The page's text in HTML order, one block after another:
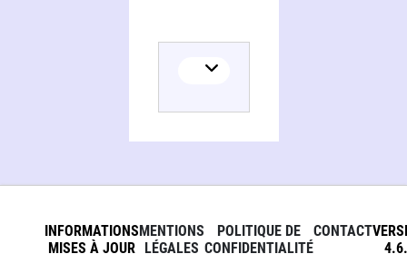
INFORMATIONS
MISES À JOUR
MENTIONS
LÉGALES
POLITIQUE DE
CONFIDENTIALITÉ
CONTACT